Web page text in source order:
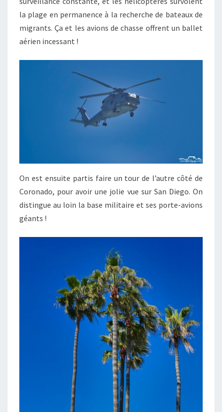
la plage en permanence à la recherche de bateaux de
migrants. Ça et les avions de chasse offrent un ballet
aérien incessant !
On est ensuite partis faire un tour de l’autre côté de
Coronado, pour avoir une jolie vue sur San Diego. On
distingue au loin la base militaire et ses porte-avions
géants !